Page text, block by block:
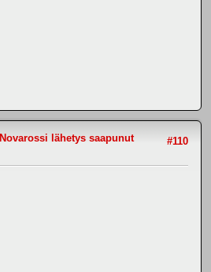
#110
Novarossi lähetys saapunut